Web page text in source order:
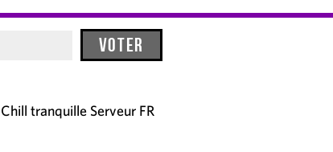
Voter
Chill tranquille Serveur FR